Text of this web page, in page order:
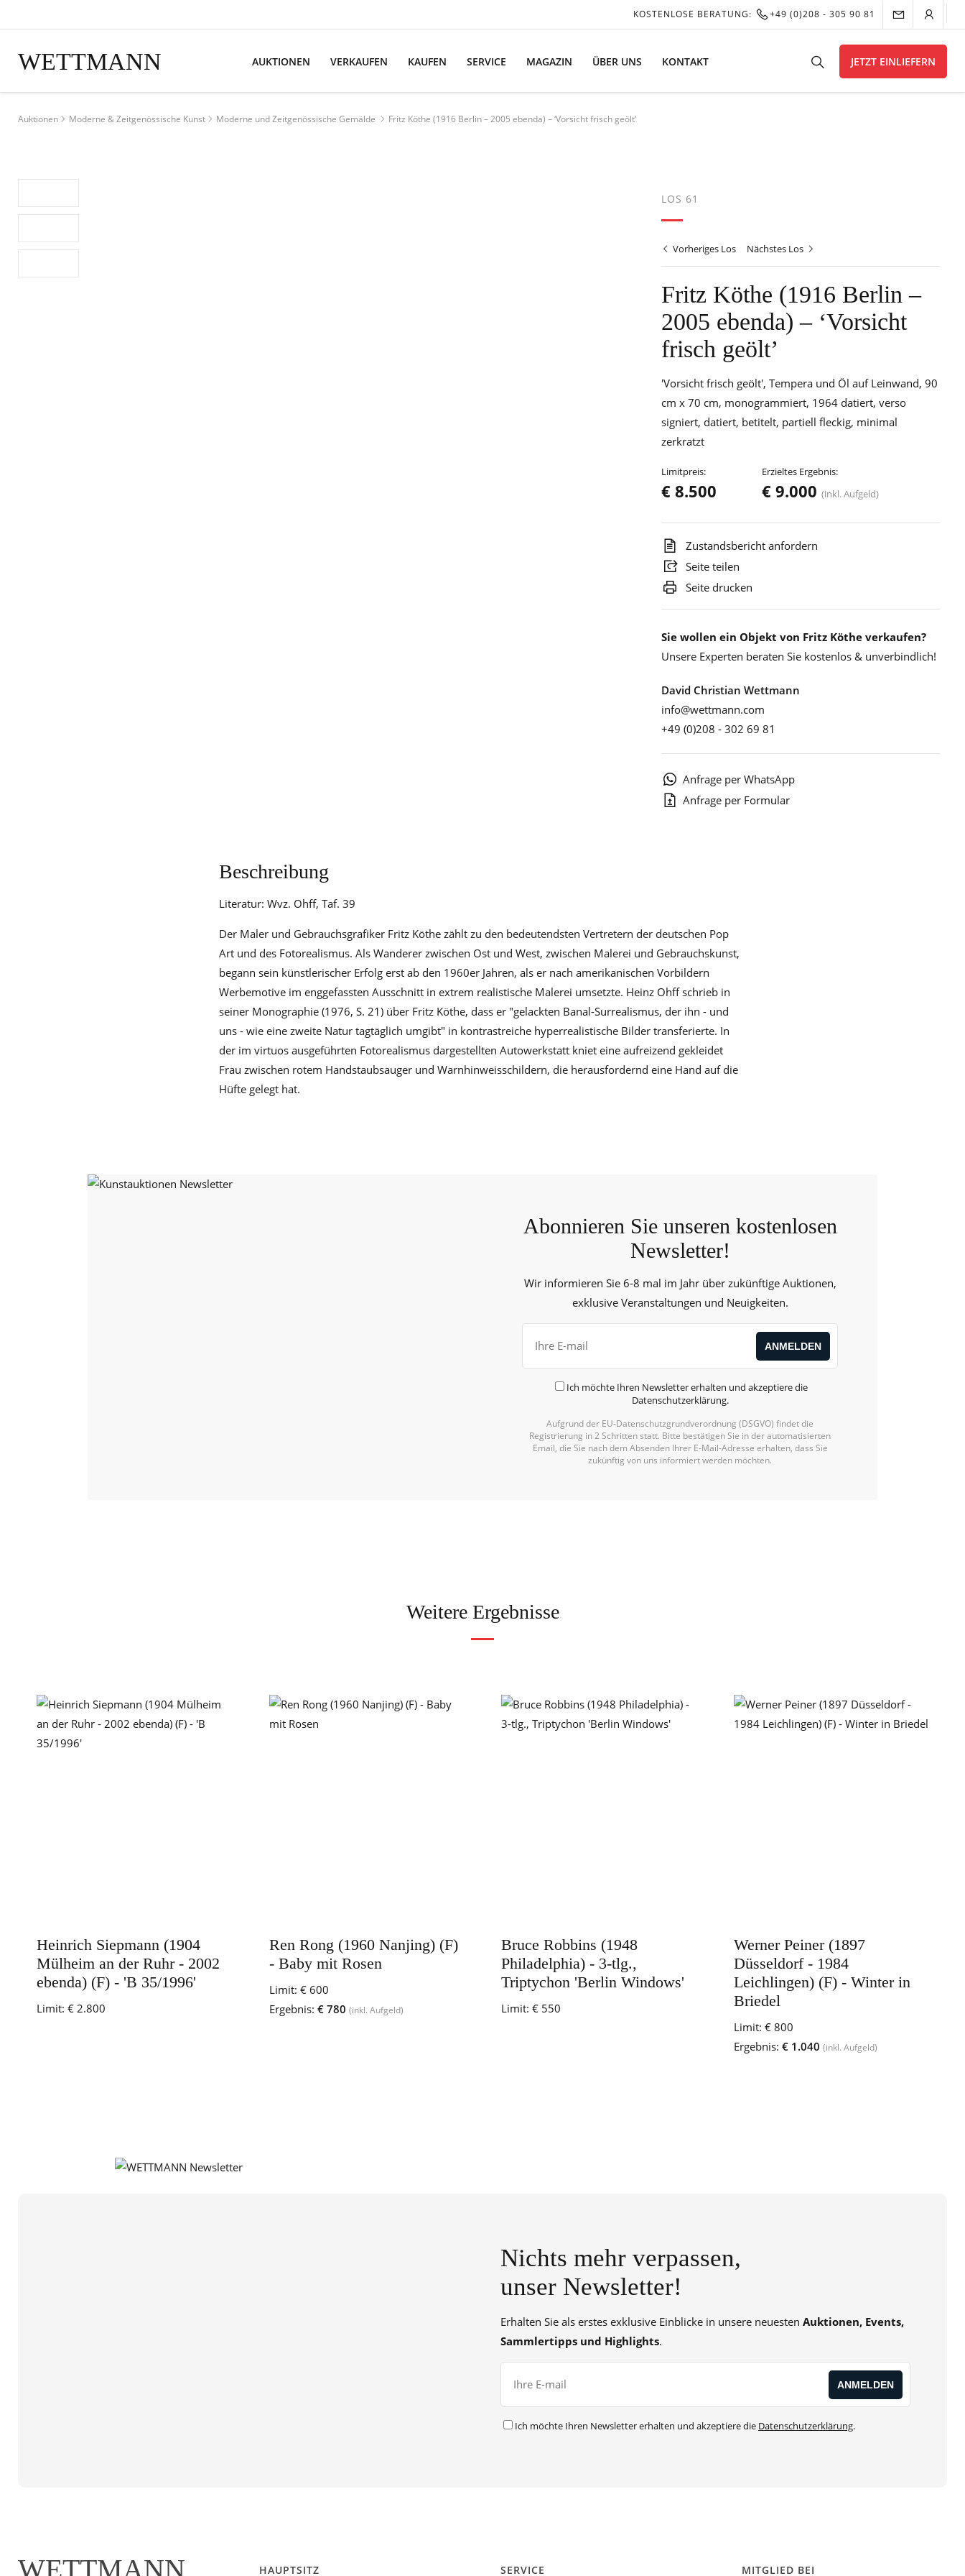
KOSTENLOSE BERATUNG: +49 (0)208 - 305 90 81
WETTMANN AUKTIONEN VERKAUFEN KAUFEN SERVICE MAGAZIN ÜBER UNS KONTAKT JETZT EINLIEFERN
Auktionen Moderne & Zeitgenössische Kunst Moderne und Zeitgenössische Gemälde Fritz Köthe (1916 Berlin – 2005 ebenda) – ‘Vorsicht frisch geölt’
LOS 61
Vorheriges Los Nächstes Los
Fritz Köthe (1916 Berlin –
2005 ebenda) – ‘Vorsicht
frisch geölt’
'Vorsicht frisch geölt', Tempera und Öl auf Leinwand, 90
cm x 70 cm, monogrammiert, 1964 datiert, verso
signiert, datiert, betitelt, partiell fleckig, minimal
zerkratzt
Limitpreis:
€ 8.500
Erzieltes Ergebnis:
€ 9.000 (inkl. Aufgeld)
Zustandsbericht anfordern
Seite teilen
Seite drucken
Sie wollen ein Objekt von Fritz Köthe verkaufen?
Unsere Experten beraten Sie kostenlos & unverbindlich!
David Christian Wettmann
info@wettmann.com
+49 (0)208 - 302 69 81
Anfrage per WhatsApp
Anfrage per Formular
Beschreibung
Literatur: Wvz. Ohff, Taf. 39
Der Maler und Gebrauchsgrafiker Fritz Köthe zählt zu den bedeutendsten Vertretern der deutschen Pop
Art und des Fotorealismus. Als Wanderer zwischen Ost und West, zwischen Malerei und Gebrauchskunst,
begann sein künstlerischer Erfolg erst ab den 1960er Jahren, als er nach amerikanischen Vorbildern
Werbemotive im enggefassten Ausschnitt in extrem realistische Malerei umsetzte. Heinz Ohff schrieb in
seiner Monographie (1976, S. 21) über Fritz Köthe, dass er "gelackten Banal-Surrealismus, der ihn - und
uns - wie eine zweite Natur tagtäglich umgibt" in kontrastreiche hyperrealistische Bilder transferierte. In
der im virtuos ausgeführten Fotorealismus dargestellten Autowerkstatt kniet eine aufreizend gekleidet
Frau zwischen rotem Handstaubsauger und Warnhinweisschildern, die herausfordernd eine Hand auf die
Hüfte gelegt hat.
Abonnieren Sie unseren kostenlosen
Newsletter!
Wir informieren Sie 6-8 mal im Jahr über zukünftige Auktionen,
exklusive Veranstaltungen und Neuigkeiten.
Ich möchte Ihren Newsletter erhalten und akzeptiere die
Datenschutzerklärung.
Aufgrund der EU-Datenschutzgrundverordnung (DSGVO) findet die
Registrierung in 2 Schritten statt. Bitte bestätigen Sie in der automatisierten
Email, die Sie nach dem Absenden Ihrer E-Mail-Adresse erhalten, dass Sie
zukünftig von uns informiert werden möchten.
Weitere Ergebnisse
Heinrich Siepmann (1904
Mülheim an der Ruhr - 2002
ebenda) (F) - 'B 35/1996'
Limit: € 2.800
Ren Rong (1960 Nanjing) (F)
- Baby mit Rosen
Limit: € 600
Ergebnis: € 780 (inkl. Aufgeld)
Bruce Robbins (1948
Philadelphia) - 3-tlg.,
Triptychon 'Berlin Windows'
Limit: € 550
Werner Peiner (1897
Düsseldorf - 1984
Leichlingen) (F) - Winter in
Briedel
Limit: € 800
Ergebnis: € 1.040 (inkl. Aufgeld)
Nichts mehr verpassen,
unser Newsletter!
Erhalten Sie als erstes exklusive Einblicke in unsere neuesten Auktionen, Events,
Sammlertipps und Highlights.
Ich möchte Ihren Newsletter erhalten und akzeptiere die Datenschutzerklärung.
WETTMANN HAUPTSITZ SERVICE MITGLIED BEI